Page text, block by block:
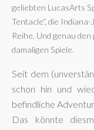
geliebten LucasArts
Tentacle“, die
Reihe. Und genau
damaligen Spiele.
Seit dem
schon hin und
befindliche
Das könnte